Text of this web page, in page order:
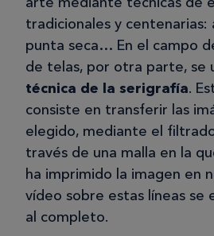
tradicionales y
punta seca… En el campo
de telas, por otra parte, se
técnica de la serigrafía.
consiste en transferir las
elegido, mediante el
través de una malla en la
ha imprimido la imagen en
vídeo sobre estas líneas se
al completo.